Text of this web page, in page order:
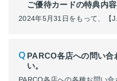
ご優待カードの特典内
PARCO各店への問い合
い。